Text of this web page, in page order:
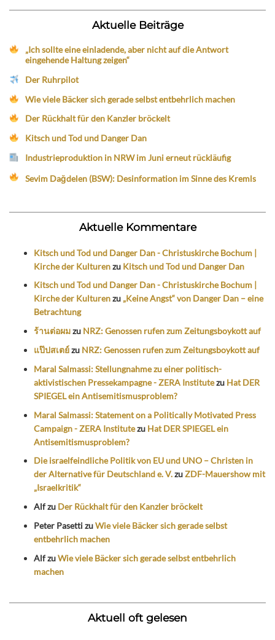
Aktuelle Beiträge
„Ich sollte eine einladende, aber nicht auf die Antwort
eingehende Haltung zeigen“
Der Ruhrpilot
Wie viele Bäcker sich gerade selbst entbehrlich machen
Der Rückhalt für den Kanzler bröckelt
Kitsch und Tod und Danger Dan
Industrieproduktion in NRW im Juni erneut rückläufig
Sevim Dağdelen (BSW): Desinformation im Sinne des Kremls
Aktuelle Kommentare
Kitsch und Tod und Danger Dan - Christuskirche Bochum |
Kirche der Kulturenzu Kitsch und Tod und Danger Dan
Kitsch und Tod und Danger Dan - Christuskirche Bochum |
Kirche der Kulturenzu „Keine Angst“ von Danger Dan – eine
Betrachtung
ร้านต่อผมzu NRZ: Genossen rufen zum Zeitungsboykott auf
แป๊ปสเตย์zu NRZ: Genossen rufen zum Zeitungsboykott auf
Maral Salmassi: Stellungnahme zu einer politisch-
aktivistischen Pressekampagne - ZERA Institutezu Hat DER
SPIEGEL ein Antisemitismusproblem?
Maral Salmassi: Statement on a Politically Motivated Press
Campaign - ZERA Institutezu Hat DER SPIEGEL ein
Antisemitismusproblem?
Die israelfeindliche Politik von EU und UNO – Christen in
der Alternative für Deutschland e. V.zuZDF-Mauershow mit
„Israelkritik“
Alfzu Der Rückhalt für den Kanzler bröckelt
Peter PasettizuWie viele Bäcker sich gerade selbst
entbehrlich machen
AlfzuWie viele Bäcker sich gerade selbst entbehrlich
machen
Aktuell oft gelesen